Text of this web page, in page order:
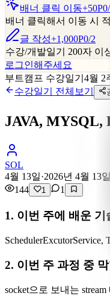
배너 클릭 이동+50P0/
배너 클릭해서 이동 시
글 작성+1,000P0/2
수강/개발일기 200자 이
로그인해주세요
부트캠프 수강일기 4월 2
수강일기
전체보기
JAVA, MYSQL,
SOL
4월 13일·2026년 4월 13
144
1 1
1. 이번 주에 배운
SchedulerExcutorService,
2. 이번 주 과정 중
socket으로 보내는